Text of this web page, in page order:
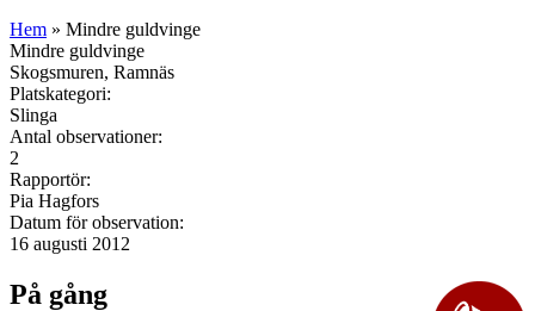
Hem » Mindre guldvinge
Mindre guldvinge
Skogsmuren, Ramnäs
Platskategori:
Slinga
Antal observationer:
2
Rapportör:
Pia Hagfors
Datum för observation:
16 augusti 2012
På gång